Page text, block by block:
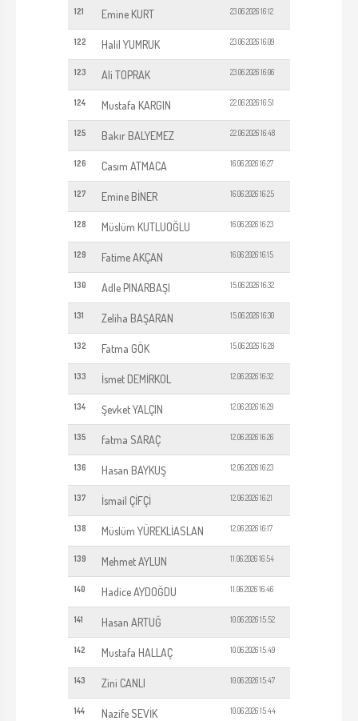
121 Emine KURT 23.06.2026 16:12
122 Halil YUMRUK 23.06.2026 16:09
123 Ali TOPRAK 23.06.2026 16:06
124 Mustafa KARGIN 22.06.2026 16:51
125 Bakır BALYEMEZ 22.06.2026 16:48
126 Casım ATMACA 16.06.2026 16:27
127 Emine BİNER 16.06.2026 16:25
128 Müslüm KUTLUOĞLU 16.06.2026 16:23
129 Fatime AKÇAN 16.06.2026 16:15
130 Adle PINARBAŞI 15.06.2026 16:32
131 Zeliha BAŞARAN 15.06.2026 16:30
132 Fatma GÖK 15.06.2026 16:28
133 İsmet DEMİRKOL 12.06.2026 16:32
134 Şevket YALÇIN 12.06.2026 16:29
135 fatma SARAÇ 12.06.2026 16:26
136 Hasan BAYKUŞ 12.06.2026 16:23
137 İsmail ÇİFÇİ 12.06.2026 16:21
138 Müslüm YÜREKLİASLAN 12.06.2026 16:17
139 Mehmet AYLUN 11.06.2026 16:54
140 Hadice AYDOĞDU 11.06.2026 16:46
141 Hasan ARTUĞ 10.06.2026 15:52
142 Mustafa HALLAÇ 10.06.2026 15:49
143 Zini CANLI 10.06.2026 15:47
144 Nazife SEVİK 10.06.2026 15:44